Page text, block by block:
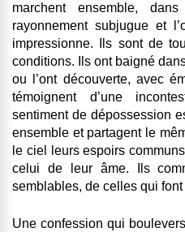
marchent ensemble,
rayonnement subjugue et
impressionne. Ils sont de
conditions. Ils ont baigné
ou l’ont découverte, avec
témoignent d’une
sentiment de dépossession
ensemble et partagent le
le ciel leurs espoirs
celui de leur âme. Ils
semblables, de celles qui
Une confession qui